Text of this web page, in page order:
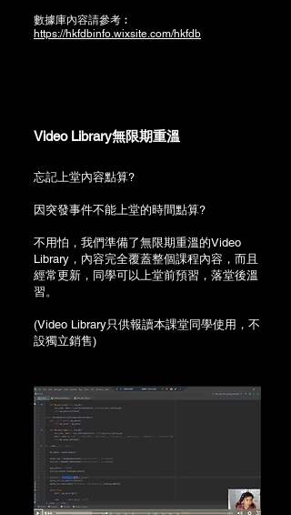
數據庫內容請參考︰​
https://hkfdbinfo.wixsite.com/hkfdb
Video Library無限期重溫
忘記上堂內容點算?
​因突發事件不能上堂的時間點算?
不用怕，我們準備了無限期重溫的Video
Library，內容完全覆蓋整個課程內容，而且
經常更新，同學可以上堂前預習，落堂後溫
習。
(Video Library只供報讀本課堂同學使用，不
設獨立銷售)